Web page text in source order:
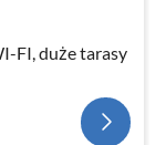
FI, duże tarasy